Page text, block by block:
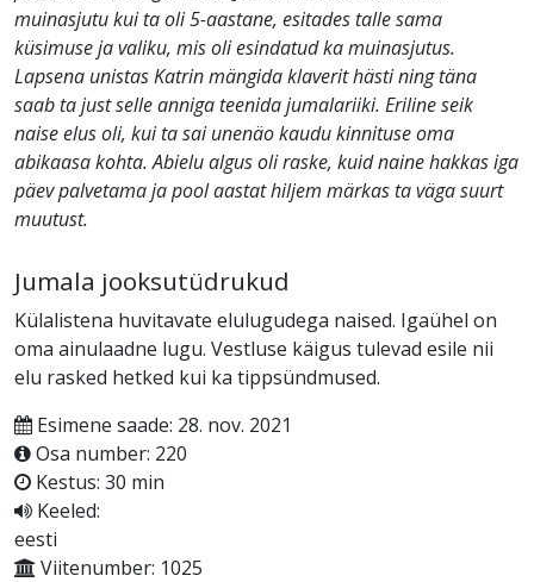
muinasjutu kui ta oli 5-aastane, esitades talle sama
küsimuse ja valiku, mis oli esindatud ka muinasjutus.
Lapsena unistas Katrin mängida klaverit hästi ning täna
saab ta just selle anniga teenida jumalariiki. Eriline seik
naise elus oli, kui ta sai unenäo kaudu kinnituse oma
abikaasa kohta. Abielu algus oli raske, kuid naine hakkas iga
päev palvetama ja pool aastat hiljem märkas ta väga suurt
muutust.
Jumala jooksutüdrukud
Külalistena huvitavate elulugudega naised. Igaühel on
oma ainulaadne lugu. Vestluse käigus tulevad esile nii
elu rasked hetked kui ka tippsündmused.
Esimene saade: 28. nov. 2021
Osa number: 220
Kestus: 30 min
Keeled:
eesti
Viitenumber: 1025